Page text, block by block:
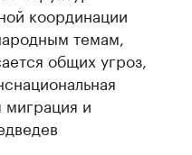
координации
темам,
общих угроз,
миграция и